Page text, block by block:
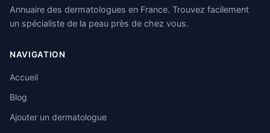
Annuaire des dermatologues en France. Trouvez facilement
un spécialiste de la peau près de chez vous.
NAVIGATION
Accueil
Blog
Ajouter un dermatologue